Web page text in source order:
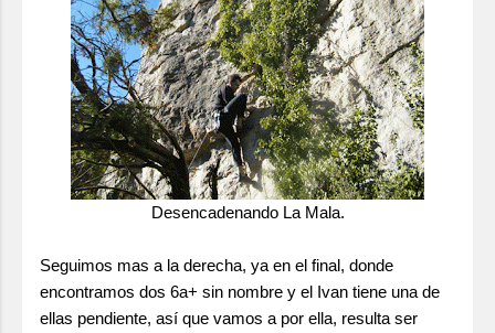
Desencadenando La Mala.
Seguimos mas a la derecha, ya en el final, donde
encontramos dos 6a+ sin nombre y el Ivan tiene una de
ellas pendiente, así que vamos a por ella, resulta ser